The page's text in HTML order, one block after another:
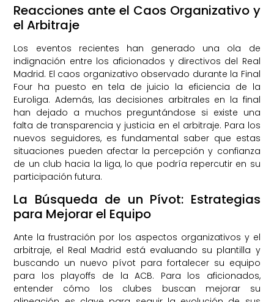
Reacciones ante el Caos Organizativo y
el Arbitraje
Los eventos recientes han generado una ola de
indignación entre los aficionados y directivos del Real
Madrid. El caos organizativo observado durante la Final
Four ha puesto en tela de juicio la eficiencia de la
Euroliga. Además, las decisiones arbitrales en la final
han dejado a muchos preguntándose si existe una
falta de transparencia y justicia en el arbitraje. Para los
nuevos seguidores, es fundamental saber que estas
situaciones pueden afectar la percepción y confianza
de un club hacia la liga, lo que podría repercutir en su
participación futura.
La Búsqueda de un Pívot: Estrategias
para Mejorar el Equipo
Ante la frustración por los aspectos organizativos y el
arbitraje, el Real Madrid está evaluando su plantilla y
buscando un nuevo pívot para fortalecer su equipo
para los playoffs de la ACB. Para los aficionados,
entender cómo los clubes buscan mejorar su